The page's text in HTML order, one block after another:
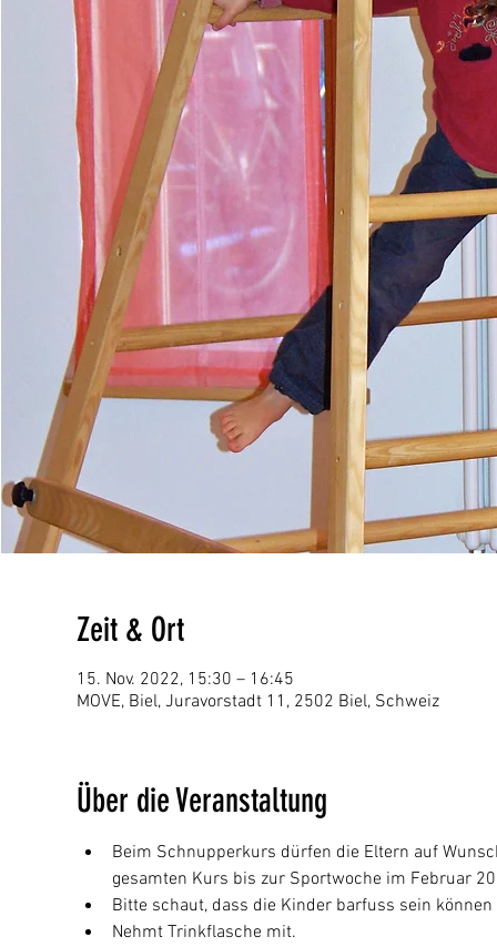
Zeit & Ort
15. Nov. 2022, 15:30 – 16:45
MOVE, Biel, Juravorstadt 11, 2502 Biel, Schweiz
Über die Veranstaltung
Beim Schnupperkurs dürfen die Eltern auf
gesamten Kurs bis zur Sportwoche im Februar
Bitte schaut, dass die Kinder barfuss sein
Nehmt Trinkflasche mit.